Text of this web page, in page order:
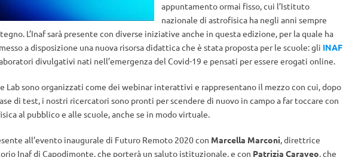
appuntamento ormai fisso, cui l’Istituto
nazionale di astrofisica ha negli anni sempre
L’Inaf sarà presente con diverse iniziative anche in questa edizione, per la quale ha
a disposizione una nuova risorsa didattica che è stata proposta per le scuole: gli INAF
divulgativi nati nell’emergenza del Covid-19 e pensati per essere erogati online.
Lab sono organizzati come dei webinar interattivi e rappresentano il mezzo con cui, dopo
di test, i nostri ricercatori sono pronti per scendere di nuovo in campo a far toccare con
al pubblico e alle scuole, anche se in modo virtuale.
all’evento inaugurale di Futuro Remoto 2020 con Marcella Marconi, direttrice
Inaf di Capodimonte, che porterà un saluto istituzionale, e con Patrizia Caraveo, che